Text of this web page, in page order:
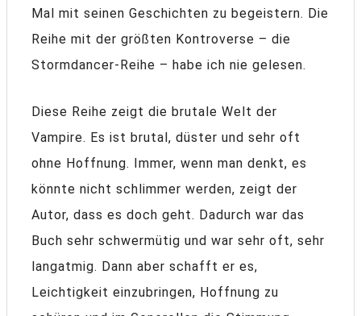
Mal mit seinen Geschichten zu begeistern. Die
Reihe mit der größten Kontroverse – die
Stormdancer-Reihe – habe ich nie gelesen.
Diese Reihe zeigt die brutale Welt der
Vampire. Es ist brutal, düster und sehr oft
ohne Hoffnung. Immer, wenn man denkt, es
könnte nicht schlimmer werden, zeigt der
Autor, dass es doch geht. Dadurch war das
Buch sehr schwermütig und war sehr oft, sehr
langatmig. Dann aber schafft er es,
Leichtigkeit einzubringen, Hoffnung zu